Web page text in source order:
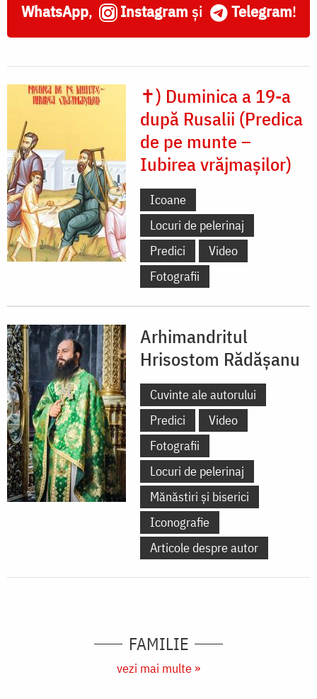
WhatsApp, Instagram și Telegram!
✝) Duminica a 19-a
după Rusalii (Predica
de pe munte –
Iubirea vrăjmașilor)
Icoane
Locuri de pelerinaj
Predici
Video
Fotografii
Arhimandritul
Hrisostom Rădăşanu
Cuvinte ale autorului
Predici
Video
Fotografii
Locuri de pelerinaj
Mănăstiri și biserici
Iconografie
Articole despre autor
FAMILIE
vezi mai multe »